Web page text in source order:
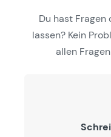
Du hast
lassen? Kein
allen